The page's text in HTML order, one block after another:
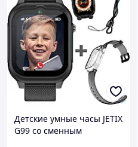
Детские умные часы JETIX
G99 со сменным